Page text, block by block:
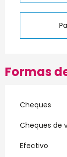
Formas
Cheques
Cheques de
Efectivo